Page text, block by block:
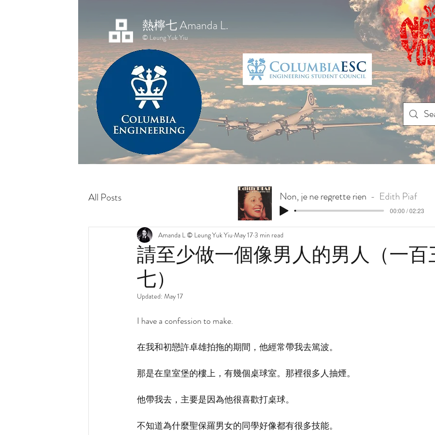
熱檸七 Amanda L.
© Leung Yuk Yiu
All Posts
請至少做一個像男人的男人（一百
七）
Amanda L © Leung Yuk Yiu May 173 min read
Updated: May 17
I have a confession to make.
在我和初戀許卓雄拍拖的期間，他經常帶我去篤波。
那是在皇室堡的樓上，有幾個桌球室。那裡很多人抽煙。
他帶我去，主要是因為他很喜歡打桌球。
不知道為什麼聖保羅男女的同學好像都有很多技能。
Non, je ne regrette rien Edith Piaf
00:00 / 02:23